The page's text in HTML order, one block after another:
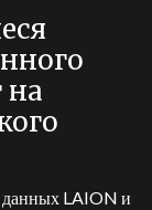
на
данных LAION и